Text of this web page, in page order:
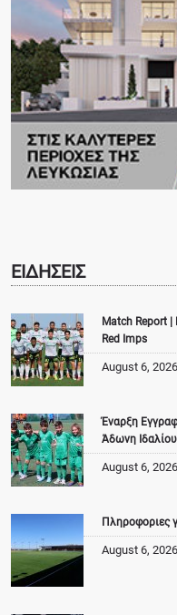
ΕΙΔΗΣΕΙΣ
Match Report |
Red Imps
August 6, 2026
Έναρξη
Άδωνη
August 6, 2026
Πληροφοριες
August 6, 2026